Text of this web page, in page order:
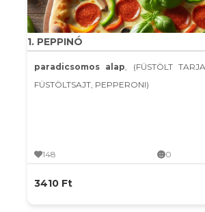
1. PEPPINÓ
paradicsomos alap, (FÜSTÖLT
FÜSTÖLTSAJT, PEPPERONI)
148 0
3410 Ft